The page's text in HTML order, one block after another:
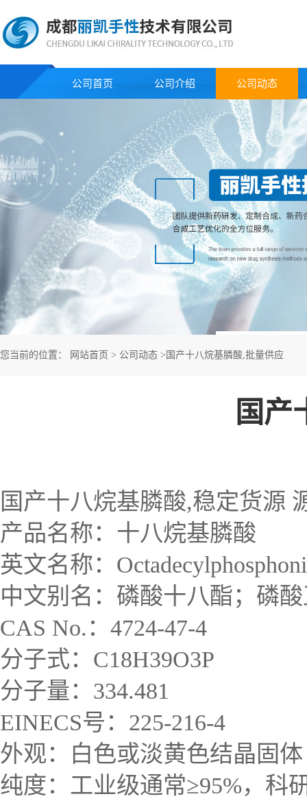
公司首页 公司介绍 公司动态
您当前的位置： 网站首页 > 公司动态 > 国产十八烷基膦酸,批量供应
国产
国产十八烷基膦酸,稳定货源
产品名称：十八烷基膦酸
英文名称：
中文别名：磷酸十八酯；磷
CAS No.：4724-47-4
分子式：C18H39O3P
分子量：334.481
EINECS号：225-216-4
外观：白色或淡黄色结晶固体
纯度：工业级通常≥95%，科